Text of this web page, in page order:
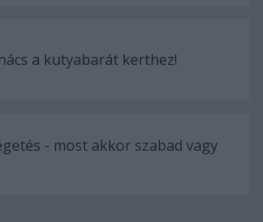
a kutyabarát kerthez!
- most akkor szabad vagy